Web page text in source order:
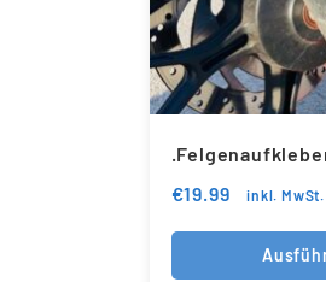
€19.99 inkl. MwSt.